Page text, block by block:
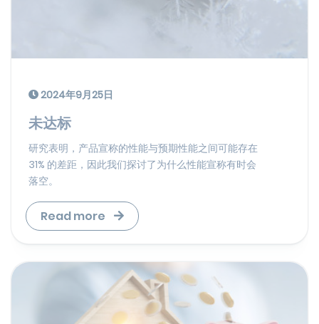
2024年9月25日
未达标
研究表明，产品宣称的性能与预期性能之间可能存在
31% 的差距，因此我们探讨了为什么性能宣称有时会
落空。
Read more